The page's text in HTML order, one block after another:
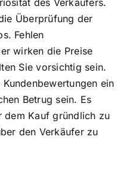
Überprüfung der
Fehlen
wirken die Preise
Sie vorsichtig sein.
ein
Betrug sein. Es
dem Kauf gründlich zu
den Verkäufer zu